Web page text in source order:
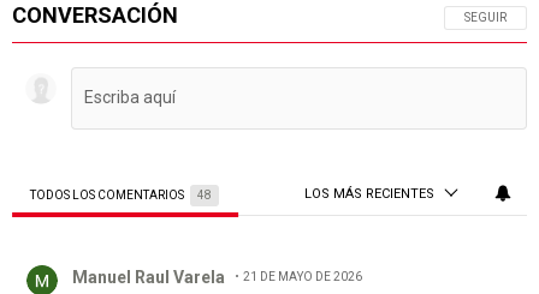
CONVERSACIÓN SIGA ESTA
SEGUIR
TODOS LOS COMENTARIOS 48 LOS MÁS RECIENTES
Manuel Raul Varela 21 DE MAYO DE 2026